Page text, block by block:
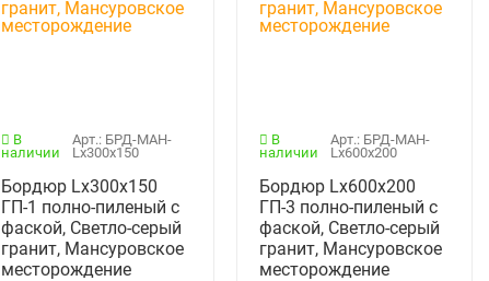
В
наличии
Арт.: БРД-МАН-
Lх300х150
Бордюр Lx300x150
ГП-1 полно-пиленый с
фаской, Светло-серый
гранит, Мансуровское
месторождение
В
наличии
Арт.: БРД-МАН-
Lx600x200
Бордюр Lx600x200
ГП-3 полно-пиленый с
фаской, Светло-серый
гранит, Мансуровское
месторождение